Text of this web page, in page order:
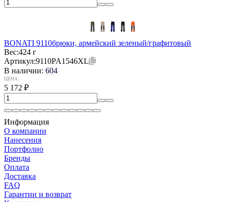
BONATI 9110брюки, армейский зеленый/графитовый
Вес:424 г
Артикул:9110PA1546XL
В наличии: 604
ЦЕНА:
5 172 ₽
Информация
О компании
Нанесения
Портфолио
Бренды
Оплата
Доставка
FAQ
Гарантии и возврат